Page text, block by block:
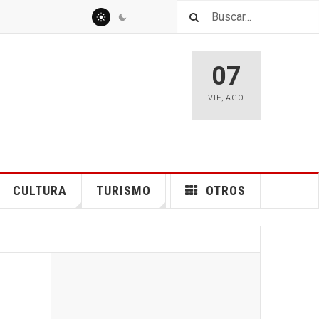
07
VIE,AGO
CULTURA TURISMO OTROS